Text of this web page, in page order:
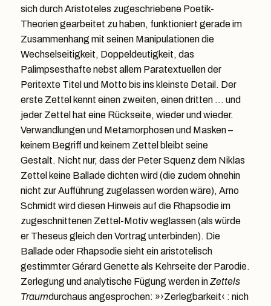
sich durch Aristoteles zugeschriebene Poetik-
Theorien gearbeitet zu haben, funktioniert gerade im
Zusammenhang mit seinen Manipulationen die
Wechselseitigkeit, Doppeldeutigkeit, das
Palimpsesthafte nebst allem Paratextuellen der
Peritexte Titel und Motto bis ins kleinste Detail. Der
erste Zettel kennt einen zweiten, einen dritten … und
jeder Zettel hat eine Rückseite, wieder und wieder.
Verwandlungen und Metamorphosen und Masken –
keinem Begriff und keinem Zettel bleibt seine
Gestalt. Nicht nur, dass der Peter Squenz dem Niklas
Zettel keine Ballade dichten wird (die zudem ohnehin
nicht zur Aufführung zugelassen worden wäre), Arno
Schmidt wird diesen Hinweis auf die Rhapsodie im
zugeschnittenen Zettel-Motiv weglassen (als würde
er Theseus gleich den Vortrag unterbinden). Die
Ballade oder Rhapsodie sieht ein aristotelisch
gestimmter Gérard Genette als Kehrseite der Parodie.
Zerlegung und analytische Fügung werden inZettels
Traumdurchaus angesprochen: »›Zerlegbarkeit‹ : nich